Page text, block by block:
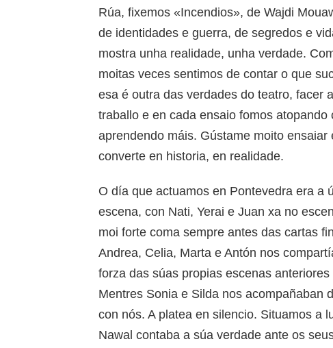
Rúa, fixemos «Incendios», de Wajdi
de identidades e guerra, de segredos e
mostra unha realidade, unha verdade.
moitas veces sentimos de contar o que
esa é outra das verdades do teatro, facer
traballo e en cada ensaio fomos
aprendendo máis. Gústame moito
converte en historia, en realidade.
O día que actuamos en Pontevedra era a
escena, con Nati, Yerai e Juan xa no
moi forte coma sempre antes das cartas
Andrea, Celia, Marta e Antón nos
forza das súas propias escenas
Mentres Sonia e Silda nos acompañaban
con nós. A platea en silencio. Situamos a
Nawal contaba a súa verdade ante os